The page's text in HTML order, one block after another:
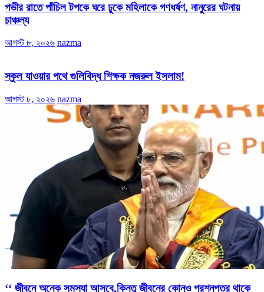
গভীর রাতে পাঁচিল টপকে ঘরে ঢুকে মহিলাকে গণধর্ষণ, নানুরের ঘটনায়
চাঞ্চল্য
আগস্ট ৮, ২০২৬ nazma
স্কুল যাওয়ার পথে গুলিবিদ্ধ শিক্ষক নজরুল ইসলাম!
আগস্ট ৮, ২০২৬ nazma
‘‘ জীবনে অনেক সমস্যা আসবে,কিন্তু জীবনের কোনও প্রশ্নপত্র থাকে